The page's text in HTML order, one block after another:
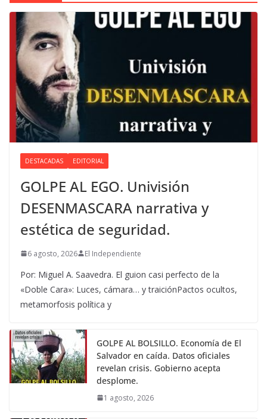
DESTACADAS EDITORIAL
GOLPE AL EGO. Univisión
DESENMASCARA narrativa y
estética de seguridad.
6 agosto, 2026 El Independiente
Por: Miguel A. Saavedra. El guion casi perfecto de la
«Doble Cara»: Luces, cámara… y traiciónPactos ocultos,
metamorfosis política y
GOLPE AL BOLSILLO. Economía de El
Salvador en caída. Datos oficiales
revelan crisis. Gobierno acepta
desplome.
1 agosto, 2026